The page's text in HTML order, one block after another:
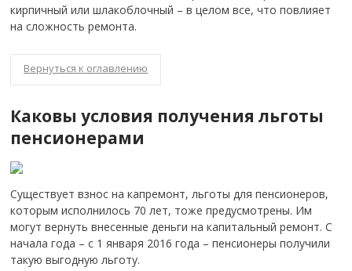
кирпичный или шлакоблочный – в целом все, что повлияет
на сложность ремонта.
Вернуться к оглавлению
Каковы условия получения льготы
пенсионерами
Существует взнос на капремонт, льготы для пенсионеров,
которым исполнилось 70 лет, тоже предусмотрены. Им
могут вернуть внесенные деньги на капитальный ремонт. С
начала года – с 1 января 2016 года – пенсионеры получили
такую выгодную льготу.